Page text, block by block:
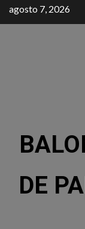
agosto 7, 2026
DE